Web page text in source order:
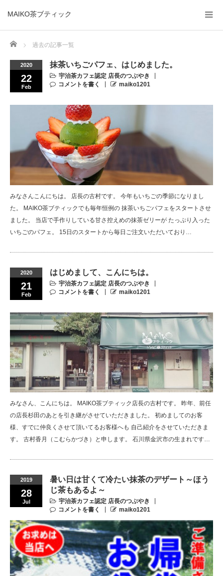
MAIKO茶ブティック
Home 過去の記事一覧
2020
22
Feb
抹茶いちごパフェ、はじめました。
宇治茶カフェ認定 店長のつぶやき
コメントを書く
maiko1201
みなさんこんにちは。 店長の古村です。 今年もいちごの季節になりまし
た。 MAIKO茶ブティックでも毎年恒例の 抹茶いちごパフェをスタートさせ
ました。 当店で手作りしている甘さ控えめの抹茶ゼリーが たっぷり入った
いちごのパフェ。 15日のスタートから毎日ご注文いただいており…
2020
21
Feb
はじめまして、こんにちは。
宇治茶カフェ認定 店長のつぶやき
コメントを書く
maiko1201
みなさん、こんにちは。 MAIKO茶ブティック店長の古村です。 昨年、前任
の店長杉田のあとを引き継がさせていただきました。 初めましてのお客
様、すでに仲良くさせて頂いてるお客様へも 自己紹介をさせていただきま
す。 古村香月（こむらかづき）と申します。 石川県金沢市の生まれです…
2019
28
Jul
暑い日は甘くて冷たい抹茶のデザート～ほう
じ茶もあるよ～
宇治茶カフェ認定 店長のつぶやき
コメントを書く
maiko1201